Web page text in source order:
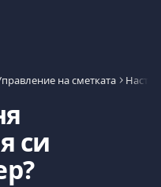
на сметката
си